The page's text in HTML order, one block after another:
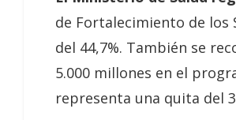
de Fortalecimiento de los
del 44,7%. También se
5.000 millones en el
representa una quita del